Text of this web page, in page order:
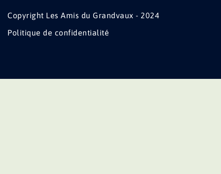
Copyright Les Amis du Grandvaux - 2024
Politique de confidentialité